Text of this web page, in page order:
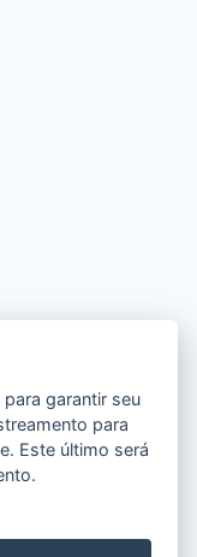
garantir seu
para
Este último será